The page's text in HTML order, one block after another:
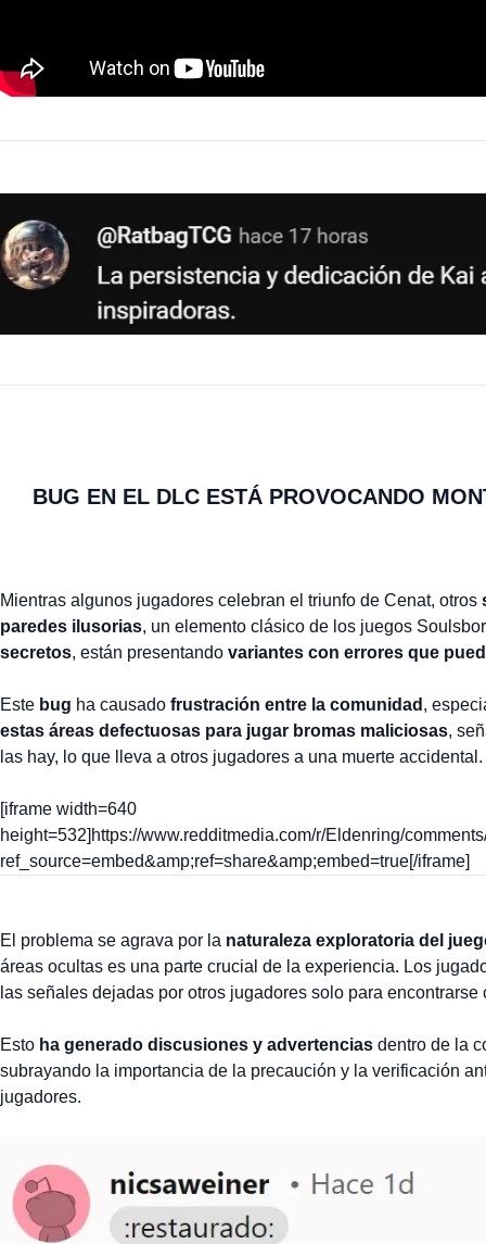
BUG EN EL DLC ESTÁ PROVOCANDO
Mientras algunos jugadores celebran el triunfo de Cenat, otros
paredes ilusorias, un elemento clásico de los juegos
secretos, están presentando variantes con errores que
Este bug ha causado frustración entre la comunidad ,
estas áreas defectuosas para jugar bromas maliciosas,
las hay, lo que lleva a otros jugadores a una muerte accidental.
[iframe width=640
height=532]https://www.redditmedia.com/r/Eldenring/
ref_source=embed&amp;ref=share&amp;embed=true[/iframe]
El problema se agrava por la naturaleza exploratoria del
áreas ocultas es una parte crucial de la experiencia. Los
las señales dejadas por otros jugadores solo para encontrarse
Esto ha generado discusiones y advertencias dentro de la
subrayando la importancia de la precaución y la verificación
jugadores.